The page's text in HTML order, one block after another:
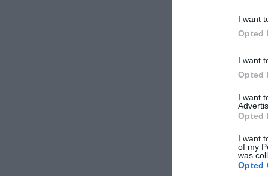
I want
Opted
I want
Opted
I want
Opted
I want
of my
was
Opted